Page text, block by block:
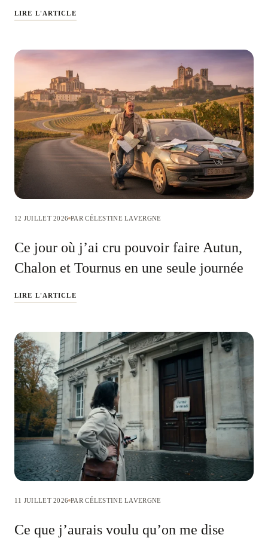
LIRE L'ARTICLE
12 JUILLET 2026 PAR CÉLESTINE LAVERGNE
Ce jour où j’ai cru pouvoir faire Autun,
Chalon et Tournus en une seule journée
LIRE L'ARTICLE
11 JUILLET 2026 PAR CÉLESTINE LAVERGNE
Ce que j’aurais voulu qu’on me dise